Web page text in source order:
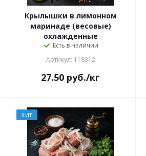
Крылышки в лимонном
маринаде (весовые)
охлажденные
Есть в наличии
Артикул: 118312
27.50 руб./кг
ХИТ